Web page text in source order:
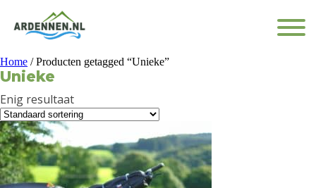
Home / Producten getagged “Unieke”
Unieke
Enig resultaat